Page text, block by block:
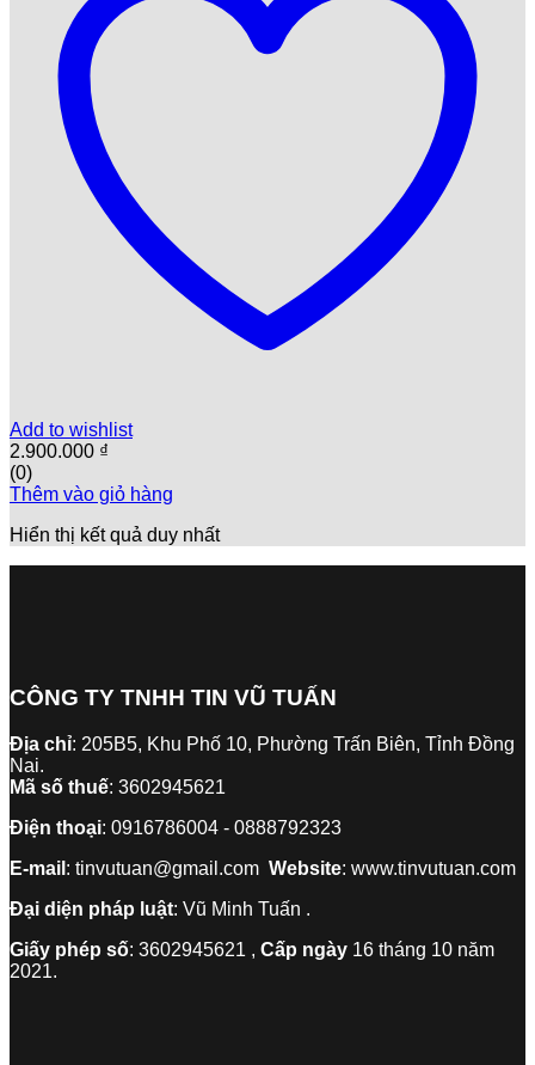
Add to wishlist
2.900.000 ₫
(0)
Thêm vào giỏ hàng
Hiển thị kết quả duy nhất
CÔNG TY TNHH TIN VŨ TUẤN
Địa chỉ: 205B5, Khu Phố 10, Phường Trấn Biên, Tỉnh Đồng
Nai.
Mã số thuế: 3602945621
Điện thoại: 0916786004 - 0888792323
E-mail : tinvutuan@gmail.com Website: www.tinvutuan.com
Đại diện pháp luật: Vũ Minh Tuấn .
Giấy phép số: 3602945621 , Cấp ngày 16 tháng 10 năm
2021.